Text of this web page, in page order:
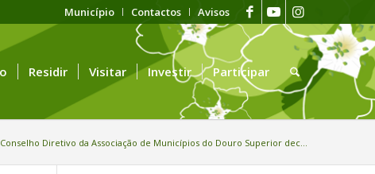
Município Contactos Avisos
Residir Visitar Investir Participar
Diretivo da Associação de Municípios do Douro Superior dec...